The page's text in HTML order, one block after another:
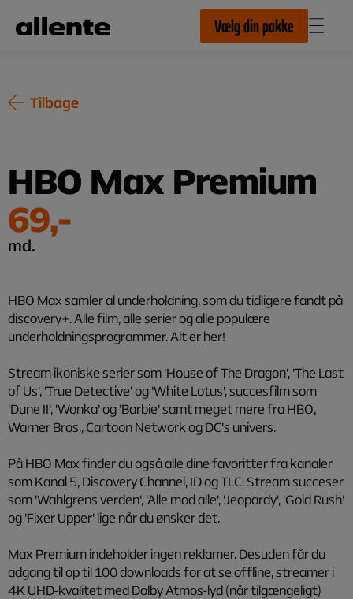
Vælg din pakke
Tilbage
HBO Max Premium
69,-
md.
HBO Max samler al underholdning, som du tidligere fandt på
discovery+. Alle film, alle serier og alle populære
underholdningsprogrammer. Alt er her!
Stream ikoniske serier som 'House of The Dragon', 'The Last
of Us', 'True Detective' og 'White Lotus', succesfilm som
'Dune II', 'Wonka' og 'Barbie' samt meget mere fra HBO,
Warner Bros., Cartoon Network og DC's univers.
På HBO Max finder du også alle dine favoritter fra kanaler
som Kanal 5, Discovery Channel, ID og TLC. Stream succeser
som 'Wahlgrens verden', 'Alle mod alle', 'Jeopardy', 'Gold Rush'
og 'Fixer Upper' lige når du ønsker det.
Max Premium indeholder ingen reklamer. Desuden får du
adgang til op til 100 downloads for at se offline, streamer i
4K UHD-kvalitet med Dolby Atmos-lyd (når tilgængeligt)